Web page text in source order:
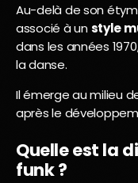
Au-delà de son
associé à un style
dans les années
la danse.
Il émerge au milieu
après le
Quelle est la
funk ?